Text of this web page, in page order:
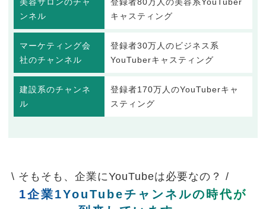
ンネル
キャスティング
マーケティング会
社のチャンネル
登録者30万人のビジネス系
YouTuberキャスティング
建設系のチャンネ
ル
登録者170万人のYouTuberキャ
スティング
\ そもそも、企業にYouTubeは必要なの？ /
1企業1YouTubeチャンネルの時代が